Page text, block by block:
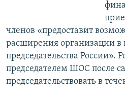
членов «предоставит
расширения организации в
председательства России».
председателем ШОС после
председательствовать в